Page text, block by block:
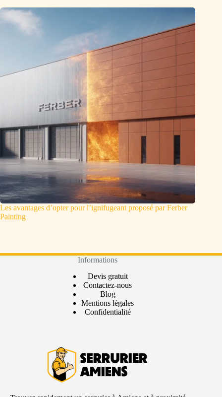
Les avantages d’opter pour l’ignifugeant proposé par Ferber
Painting
Informations
Devis gratuit
Contactez-nous
Blog
Mentions légales
Confidentialité